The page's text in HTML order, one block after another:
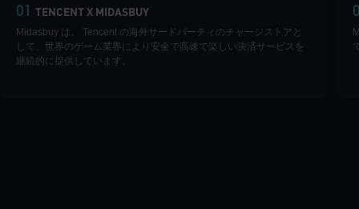
01 TENCENT X MIDASBUY
Midasbuy は、 Tencent の海外サードパーティのチャージストアと
して、世界のゲーム業界により安全で高速で楽しい決済サービスを
継続的に提供しています。